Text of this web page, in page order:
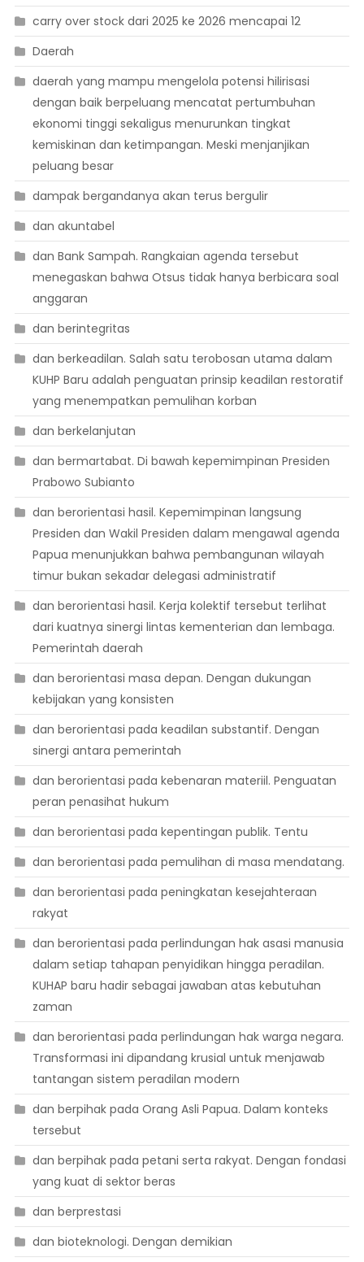
carry over stock dari 2025 ke 2026 mencapai 12
Daerah
daerah yang mampu mengelola potensi hilirisasi
dengan baik berpeluang mencatat pertumbuhan
ekonomi tinggi sekaligus menurunkan tingkat
kemiskinan dan ketimpangan. Meski menjanjikan
peluang besar
dampak bergandanya akan terus bergulir
dan akuntabel
dan Bank Sampah. Rangkaian agenda tersebut
menegaskan bahwa Otsus tidak hanya berbicara soal
anggaran
dan berintegritas
dan berkeadilan. Salah satu terobosan utama dalam
KUHP Baru adalah penguatan prinsip keadilan restoratif
yang menempatkan pemulihan korban
dan berkelanjutan
dan bermartabat. Di bawah kepemimpinan Presiden
Prabowo Subianto
dan berorientasi hasil. Kepemimpinan langsung
Presiden dan Wakil Presiden dalam mengawal agenda
Papua menunjukkan bahwa pembangunan wilayah
timur bukan sekadar delegasi administratif
dan berorientasi hasil. Kerja kolektif tersebut terlihat
dari kuatnya sinergi lintas kementerian dan lembaga.
Pemerintah daerah
dan berorientasi masa depan. Dengan dukungan
kebijakan yang konsisten
dan berorientasi pada keadilan substantif. Dengan
sinergi antara pemerintah
dan berorientasi pada kebenaran materiil. Penguatan
peran penasihat hukum
dan berorientasi pada kepentingan publik. Tentu
dan berorientasi pada pemulihan di masa mendatang.
dan berorientasi pada peningkatan kesejahteraan
rakyat
dan berorientasi pada perlindungan hak asasi manusia
dalam setiap tahapan penyidikan hingga peradilan.
KUHAP baru hadir sebagai jawaban atas kebutuhan
zaman
dan berorientasi pada perlindungan hak warga negara.
Transformasi ini dipandang krusial untuk menjawab
tantangan sistem peradilan modern
dan berpihak pada Orang Asli Papua. Dalam konteks
tersebut
dan berpihak pada petani serta rakyat. Dengan fondasi
yang kuat di sektor beras
dan berprestasi
dan bioteknologi. Dengan demikian